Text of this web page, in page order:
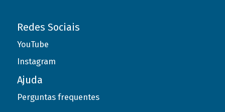
Redes Sociais
YouTube
Instagram
Ajuda
Perguntas frequentes